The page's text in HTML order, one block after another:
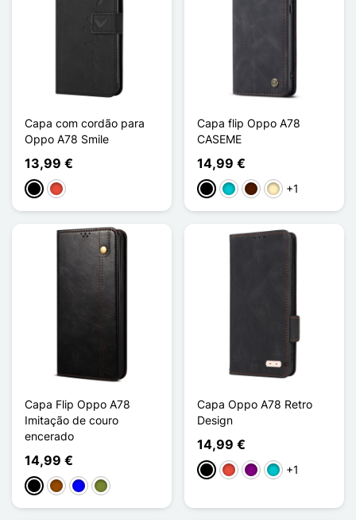
Capa com cordão para
Oppo A78 Smile
13,99 €
PretoVermelho
Capa flip Oppo A78
CASEME
14,99 €
PretoTurquesaCastanho escuro
Castanho claro
+1
Capa Flip Oppo A78
Imitação de couro
encerado
14,99 €
PretoCastanho
AzulKhaki
Capa Oppo A78 Retro
Design
14,99 €
PretoVermelho
PúrpuraTurquesa
+1